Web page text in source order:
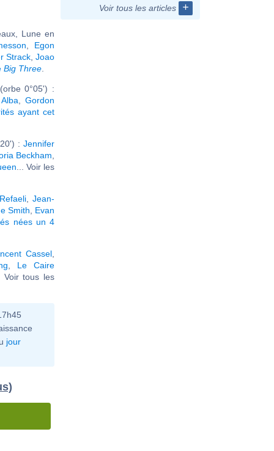
Lune en
Egon
Strack Joao
Big Three
0°05') :
,Gordon
ayant cet
: Jennifer
Beckham
... Voir les
Jean-
Smith
Evan
nées un 4
Cassel
Le Caire
Voir tous les
jour
Voir tous les articles
+